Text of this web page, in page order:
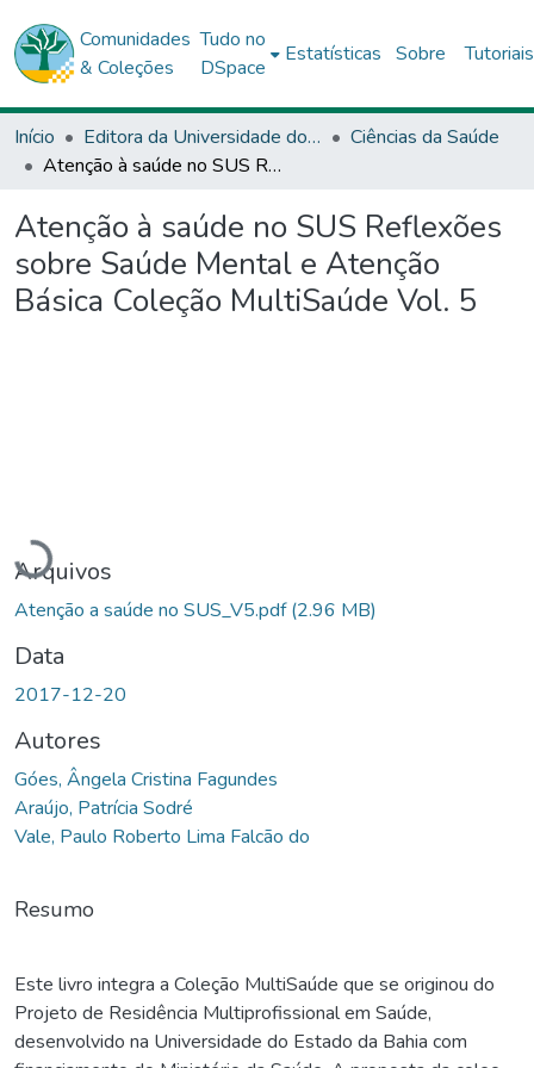
Comunidades
& Coleções
Tudo no
DSpace
Estatísticas Sobre Tutoriais
Início Editora da Universidade do Estado da Bahia - EDUNEB
Ciências da Saúde
Atenção à saúde no SUS Reflexões sobre Saúde Mental e Atenção Básica Coleção MultiSaúde Vol. 5
Atenção à saúde no SUS Reflexões
sobre Saúde Mental e Atenção
Básica Coleção MultiSaúde Vol. 5
Carregando...
Arquivos
Atenção a saúde no SUS_V5.pdf(2.96 MB)
Data
2017-12-20
Autores
Góes, Ângela Cristina Fagundes
Araújo, Patrícia Sodré
Vale, Paulo Roberto Lima Falcão do
Resumo
Este livro integra a Coleção MultiSaúde que se originou do
Projeto de Residência Multiprofissional em Saúde,
desenvolvido na Universidade do Estado da Bahia com